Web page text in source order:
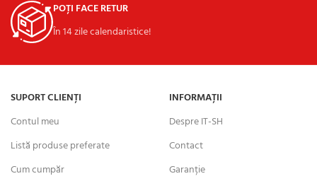
POȚI FACE RETUR
În 14 zile calendaristice!
SUPORT CLIENȚI
Contul meu
Listă produse preferate
Cum cumpăr
INFORMAȚII
Despre IT-SH
Contact
Garanție